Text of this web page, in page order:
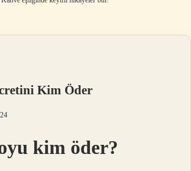
Kim Öder
kim öder?